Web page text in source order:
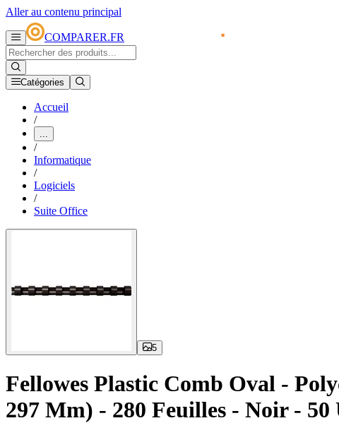
Aller au contenu principal
COMPARER.FR
Catégories
Accueil
/
...
/
Informatique
/
Logiciels
/
Suite Office
5
Fellowes Plastic Comb Oval -
297 Mm) - 280 Feuilles - Noir -